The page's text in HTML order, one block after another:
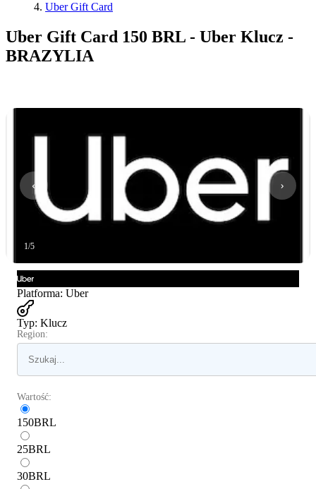
Uber Gift Card
Uber Gift Card 150 BRL - Uber Klucz -
BRAZYLIA
1/5
Platforma: Uber
Typ: Klucz
Region:
Wartość:
150BRL
25BRL
30BRL